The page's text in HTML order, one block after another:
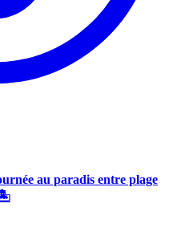
au paradis entre plage
🏝️